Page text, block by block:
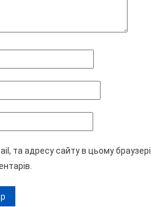
та адресу сайту в цьому браузері